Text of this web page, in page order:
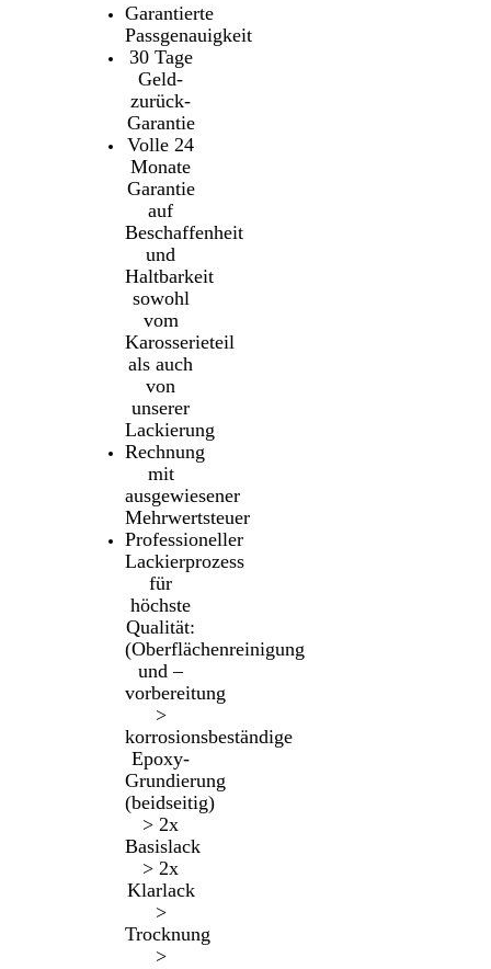
Garantierte
Passgenauigkeit
30 Tage
Geld-
zurück-
Garantie
Volle 24
Monate
Garantie
auf
Beschaffenheit
und
Haltbarkeit
sowohl
vom
Karosserieteil
als auch
von
unserer
Lackierung
Rechnung
mit
ausgewiesener
Mehrwertsteuer
Professioneller
Lackierprozess
für
höchste
Qualität:
(Oberflächenreinigung
und –
vorbereitung
>
korrosionsbeständige
Epoxy-
Grundierung
(beidseitig)
> 2x
Basislack
> 2x
Klarlack
>
Trocknung
>